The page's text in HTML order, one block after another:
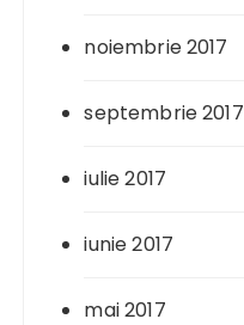
noiembrie 2017
septembrie 2017
iulie 2017
iunie 2017
mai 2017